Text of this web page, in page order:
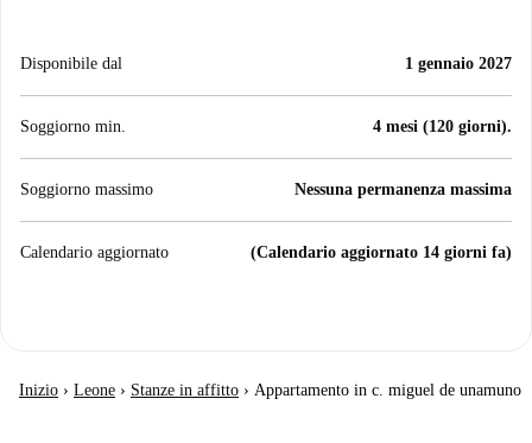
Disponibile dal 1 gennaio 2027
Soggiorno min. 4 mesi (120 giorni).
Soggiorno massimo Nessuna permanenza massima
Calendario aggiornato (Calendario aggiornato 14 giorni fa)
Inizio › Leone › Stanze in affitto › Appartamento in c. miguel de unamuno